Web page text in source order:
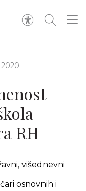
RH
višednevni
osnovnih i